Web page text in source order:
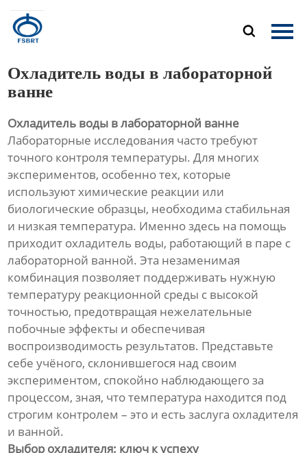

Главная
Новости
Контакты
Охладитель воды в лабораторной
ванне
Охладитель воды в лабораторной ванне
Лабораторные исследования часто требуют
точного контроля температуры. Для многих
экспериментов, особенно тех, которые
используют химические реакции или
биологические образцы, необходима стабильная
и низкая температура. Именно здесь на помощь
приходит охладитель воды, работающий в паре с
лабораторной ванной. Эта незаменимая
комбинация позволяет поддерживать нужную
температуру реакционной среды с высокой
точностью, предотвращая нежелательные
побочные эффекты и обеспечивая
воспроизводимость результатов. Представьте
себе учёного, склонившегося над своим
экспериментом, спокойно наблюдающего за
процессом, зная, что температура находится под
строгим контролем – это и есть заслуга охладителя
и ванной.
Выбор охладителя: ключ к успеху